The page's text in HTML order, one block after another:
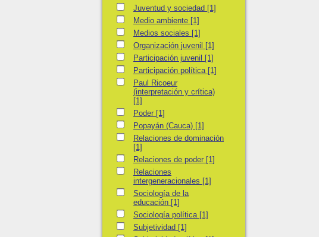
Juventud y sociedad
Juventud y sociedad [1]
Medio ambiente
Medio ambiente [1]
Medios sociales
Medios sociales [1]
Organización juvenil
Organización juvenil
[1]
Participación juvenil
Participación juvenil
[1]
Participación política
Participación política [1]
Paul Ricoeur (interpretación y crítica)
Paul Ricoeur
(interpretación y crítica)
[1]
PoderPoder [1]
Popayán (Cauca)
Popayán (Cauca) [1]
Relaciones de dominación
Relaciones de dominación
[1]
Relaciones de poder
Relaciones de poder [1]
Relaciones intergeneracionales
Relaciones
intergeneracionales [1]
Sociología de la educación
Sociología de la
educación [1]
Sociología política
Sociología política [1]
Subjetividad
Subjetividad [1]